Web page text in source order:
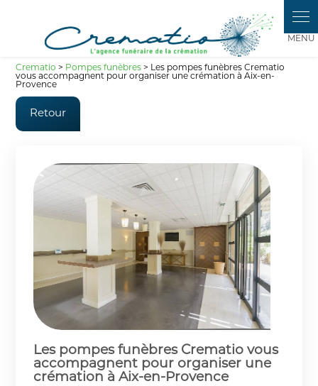
Crematio > Pompes funèbres > Les pompes funèbres Crematio
vous accompagnent pour organiser une crémation à Aix-en-
Provence
Retour
Les pompes funèbres Crematio vous
accompagnent pour organiser une
crémation à Aix-en-Provence